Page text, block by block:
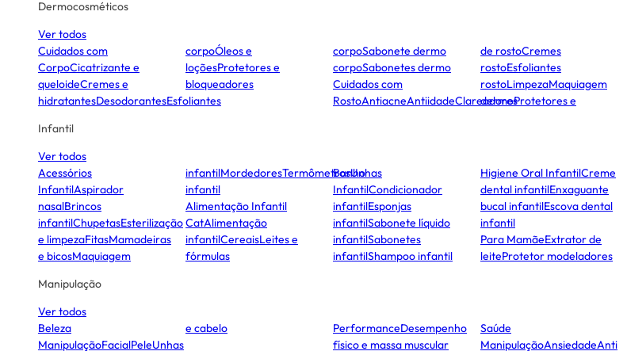
Dermocosméticos
Ver todos
Cuidados com
CorpoCicatrizante e
queloideCremes e
hidratantesDesodorantesEsfoliantes
corpoÓleos e
loçõesProtetores e
bloqueadores
corpoSabonete dermo
corpoSabonetes dermo
Cuidados com
RostoAntiacneAntiidadeClareadores
de rostoCremes
rostoEsfoliantes
rostoLimpezaMaquiagem
dermoProtetores e
Infantil
Ver todos
Acessórios
InfantilAspirador
nasalBrincos
infantilChupetasEsterilização
e limpezaFitasMamadeiras
e bicosMaquiagem
infantilMordedoresTermômetrosUnhas
infantil
Alimentação Infantil
CatAlimentação
infantilCereaisLeites e
fórmulas
Banho
InfantilCondicionador
infantilEsponjas
infantilSabonete líquido
infantilSabonetes
infantilShampoo infantil
Higiene Oral InfantilCreme
dental infantilEnxaguante
bucal infantilEscova dental
infantil
Para MamãeExtrator de
leiteProtetor modeladores
Manipulação
Ver todos
Beleza
ManipulaçãoFacialPeleUnhas
e cabelo PerformanceDesempenho
físico e massa muscular
Saúde
ManipulaçãoAnsiedadeAnti